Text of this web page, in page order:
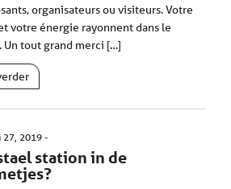
organisateurs ou visiteurs. Votre
votre énergie rayonnent dans le
Un tout grand merci […]
27, 2019
station in de